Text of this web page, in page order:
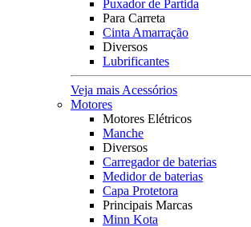
Puxador de Partida
Para Carreta
Cinta Amarração
Diversos
Lubrificantes
Veja mais Acessórios
Motores
Motores Elétricos
Manche
Diversos
Carregador de baterias
Medidor de baterias
Capa Protetora
Principais Marcas
Minn Kota